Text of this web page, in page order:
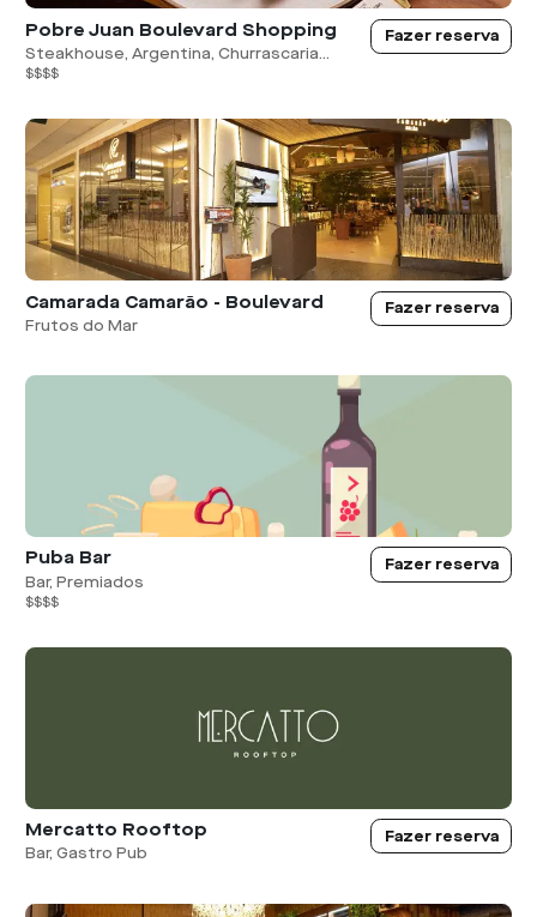
Pobre Juan Boulevard Shopping
Steakhouse, Argentina, Churrascaria...
$$$$
Fazer reserva
Camarada Camarão - Boulevard
Frutos do Mar
Fazer reserva
Puba Bar
Bar, Premiados
$$$$
Fazer reserva
Mercatto Rooftop
Bar, Gastro Pub
Fazer reserva